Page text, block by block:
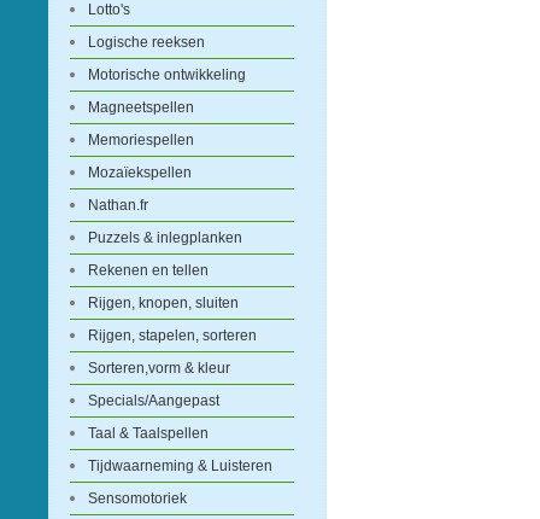
Lotto's
Logische reeksen
Motorische ontwikkeling
Magneetspellen
Memoriespellen
Mozaïekspellen
Nathan.fr
Puzzels & inlegplanken
Rekenen en tellen
Rijgen, knopen, sluiten
Rijgen, stapelen, sorteren
Sorteren,vorm & kleur
Specials/Aangepast
Taal & Taalspellen
Tijdwaarneming & Luisteren
Sensomotoriek